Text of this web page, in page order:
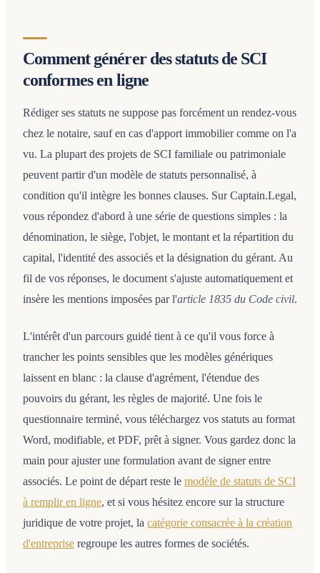
Comment générer des statuts de SCI
conformes en ligne
Rédiger ses statuts ne suppose pas forcément un rendez-vous
chez le notaire, sauf en cas d'apport immobilier comme on l'a
vu. La plupart des projets de SCI familiale ou patrimoniale
peuvent partir d'un modèle de statuts personnalisé, à
condition qu'il intègre les bonnes clauses. Sur Captain.Legal,
vous répondez d'abord à une série de questions simples : la
dénomination, le siège, l'objet, le montant et la répartition du
capital, l'identité des associés et la désignation du gérant. Au
fil de vos réponses, le document s'ajuste automatiquement et
insère les mentions imposées par l'article 1835 du Code civil.
L'intérêt d'un parcours guidé tient à ce qu'il vous force à
trancher les points sensibles que les modèles génériques
laissent en blanc : la clause d'agrément, l'étendue des
pouvoirs du gérant, les règles de majorité. Une fois le
questionnaire terminé, vous téléchargez vos statuts au format
Word, modifiable, et PDF, prêt à signer. Vous gardez donc la
main pour ajuster une formulation avant de signer entre
associés. Le point de départ reste le modèle de statuts de SCI
à remplir en ligne, et si vous hésitez encore sur la structure
juridique de votre projet, la catégorie consacrée à la création
d'entreprise regroupe les autres formes de sociétés.